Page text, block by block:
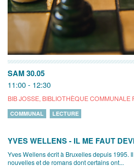
SAM 30.05
11:00 - 12:30
BIB JOSSE, BIBLIOTHÈQUE COMMUNALE
COMMUNAL LECTURE
YVES WELLENS - IL ME FAUT
Yves Wellens écrit à Bruxelles depuis 1995.
nouvelles et de romans dont certains ont...